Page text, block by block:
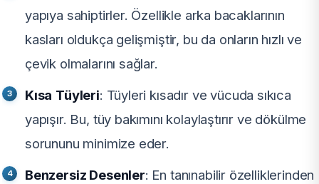
yapıya sahiptirler. Özellikle arka bacaklarının
kasları oldukça gelişmiştir, bu da onların hızlı ve
çevik olmalarını sağlar.
Kısa Tüyleri: Tüyleri kısadır ve vücuda sıkıca
yapışır. Bu, tüy bakımını kolaylaştırır ve dökülme
sorununu minimize eder.
Benzersiz Desenler: En tanınabilir özelliklerinden